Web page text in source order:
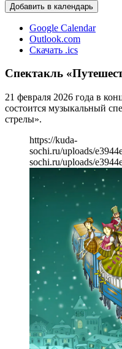
Добавить в календарь
Google Calendar
Outlook.com
Скачать .ics
Спектакль
21 февраля 2026 года в
состоится музыкальный
стрелы».
https://kuda-
sochi.ru/uploads/
sochi.ru/uploads/